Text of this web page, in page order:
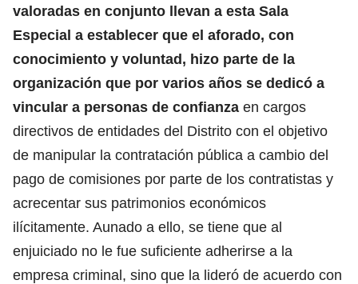
valoradas en conjunto llevan a esta Sala
Especial a establecer que el aforado, con
conocimiento y voluntad, hizo parte de la
organización que por varios años se dedicó a
vincular a personas de confianza en cargos
directivos de entidades del Distrito con el objetivo
de manipular la contratación pública a cambio del
pago de comisiones por parte de los contratistas y
acrecentar sus patrimonios económicos
ilícitamente. Aunado a ello, se tiene que al
enjuiciado no le fue suficiente adherirse a la
empresa criminal, sino que la lideró de acuerdo con